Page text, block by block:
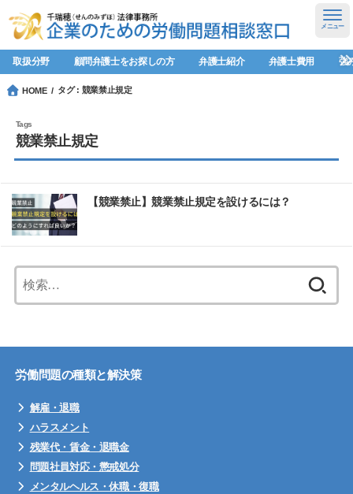
取扱分野 顧問弁護士をお探しの方 弁護士紹介 弁護士費用 強
メニュー
HOME タグ : 競業禁止規定
競業禁止規定
【競業禁止】競業禁止規定を設けるには？
労働問題の種類と解決策
解雇・退職
ハラスメント
残業代・賃金・退職金
問題社員対応・懲戒処分
メンタルヘルス・休職・復職